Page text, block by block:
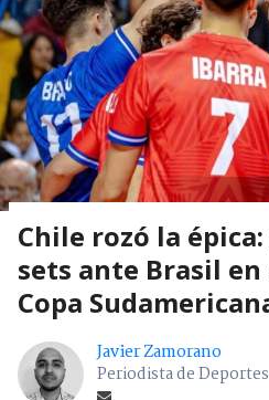
Chile rozó la
sets ante Brasil en
Copa
Javier Zamorano
Periodista de